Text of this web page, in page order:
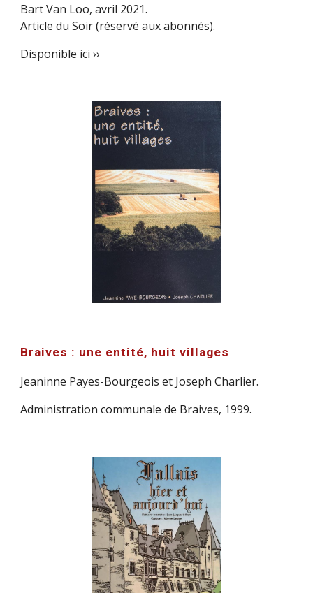
Bart Van Loo, avril 2021.
Article du Soir (réservé aux abonnés).
Disponible ici ››
Braives : une entité, huit villages
Jeaninne Payes-Bourgeois et Joseph Charlier.
Administration communale de Braives, 1999.